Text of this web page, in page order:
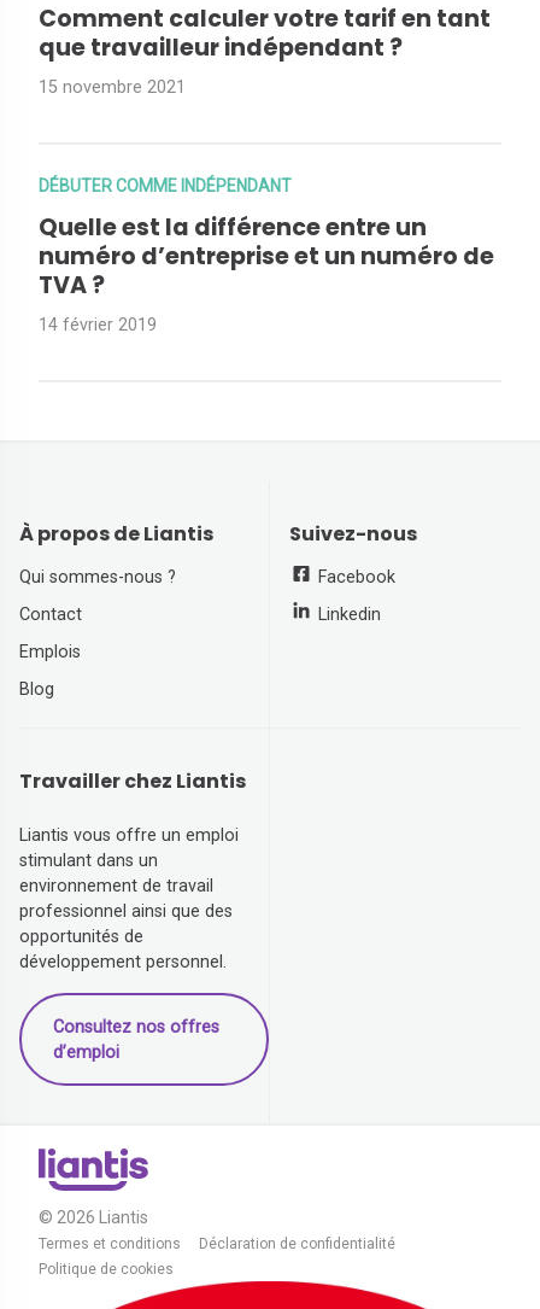
Comment calculer votre tarif en tant
que travailleur indépendant ?
15 novembre 2021
DÉBUTER COMME INDÉPENDANT
Quelle est la différence entre un
numéro d’entreprise et un numéro de
TVA ?
14 février 2019
À propos de Liantis
Qui sommes-nous ?
Contact
Emplois
Blog
Suivez-nous
Facebook
Linkedin
Travailler chez Liantis
Liantis vous offre un emploi
stimulant dans un
environnement de travail
professionnel ainsi que des
opportunités de
développement personnel.
Consultez nos offres
d’emploi
© 2026 Liantis
Termes et conditions
Déclaration de confidentialité
Politique de cookies